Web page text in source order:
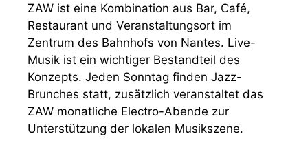
ZAW ist eine Kombination aus Bar, Café,
Restaurant und Veranstaltungsort im
Zentrum des Bahnhofs von Nantes. Live-
Musik ist ein wichtiger Bestandteil des
Konzepts. Jeden Sonntag finden Jazz-
Brunches statt, zusätzlich veranstaltet das
ZAW monatliche Electro-Abende zur
Unterstützung der lokalen Musikszene.